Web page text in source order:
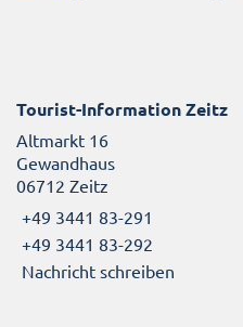
Tourist-Information Zeitz
Altmarkt 16
Gewandhaus
06712 Zeitz
+49 3441 83-291
+49 3441 83-292
Nachricht schreiben